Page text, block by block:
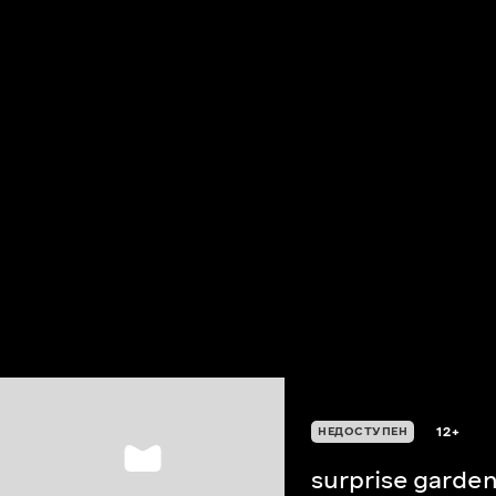
НЕДОСТУПЕН 12+
surprise